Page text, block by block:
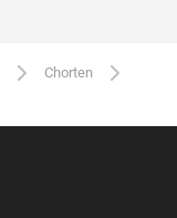
Chorten